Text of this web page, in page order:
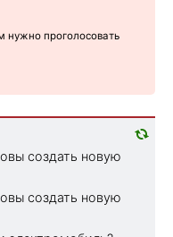
нужно проголосовать
создать новую
создать новую